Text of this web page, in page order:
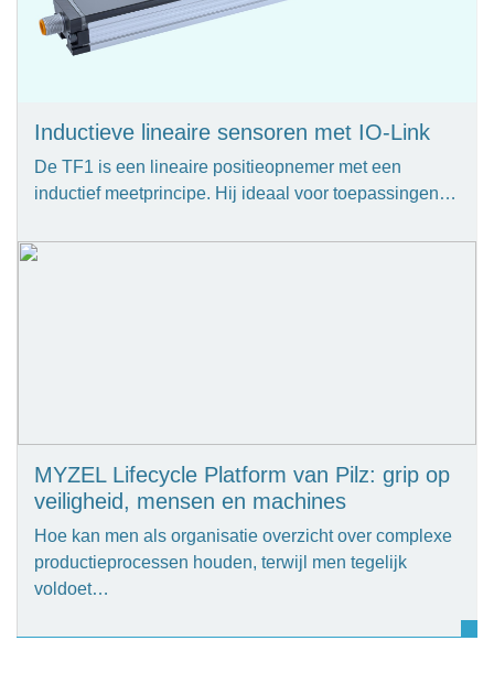
Inductieve lineaire sensoren met IO-Link
De TF1 is een lineaire positieopnemer met een
inductief meetprincipe. Hij ideaal voor toepassingen…
MYZEL Lifecycle Platform van Pilz: grip op
veiligheid, mensen en machines
Hoe kan men als organisatie overzicht over complexe
productieprocessen houden, terwijl men tegelijk
voldoet…